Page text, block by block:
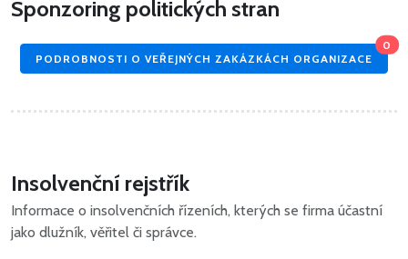
Sponzoring politických stran
PODROBNOSTI O VEŘEJNÝCH ZAKÁZKÁCH ORGANIZACE
0
Insolvenční rejstřík
Informace o insolvenčních řízeních, kterých se firma účastní
jako dlužník, věřitel či správce.